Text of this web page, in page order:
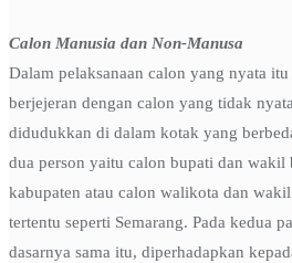
Calon Manusia dan Non-Manusa
Dalam pelaksanaan calon yang nyata
berjejeran dengan calon yang tidak
didudukkan di dalam kotak yang
dua person yaitu calon bupati dan wakil
kabupaten atau calon walikota dan
tertentu seperti Semarang. Pada kedua
dasarnya sama itu, diperhadapkan